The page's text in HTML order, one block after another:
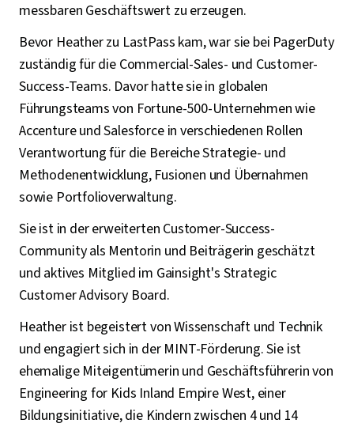
messbaren Geschäftswert zu erzeugen.
Bevor Heather zu LastPass kam, war sie bei PagerDuty
zuständig für die Commercial-Sales- und Customer-
Success-Teams. Davor hatte sie in globalen
Führungsteams von Fortune-500-Unternehmen wie
Accenture und Salesforce in verschiedenen Rollen
Verantwortung für die Bereiche Strategie- und
Methodenentwicklung, Fusionen und Übernahmen
sowie Portfolioverwaltung.
Sie ist in der erweiterten Customer-Success-
Community als Mentorin und Beiträgerin geschätzt
und aktives Mitglied im Gainsight's Strategic
Customer Advisory Board.
Heather ist begeistert von Wissenschaft und Technik
und engagiert sich in der MINT-Förderung. Sie ist
ehemalige Miteigentümerin und Geschäftsführerin von
Engineering for Kids Inland Empire West, einer
Bildungsinitiative, die Kindern zwischen 4 und 14